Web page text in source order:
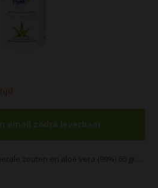
email zodra leverbaar